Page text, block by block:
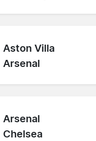
Aston Villa
Arsenal
Arsenal
Chelsea